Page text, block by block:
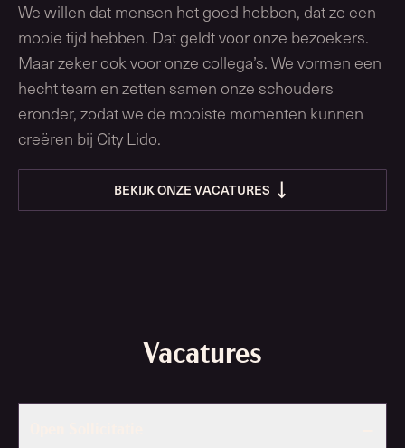
We willen dat mensen het goed hebben, dat ze een
mooie tijd hebben. Dat geldt voor onze bezoekers.
Maar zeker ook voor onze collega’s. We vormen een
hecht team en zetten samen onze schouders
eronder, zodat we de mooiste momenten kunnen
creëren bij City Lido.
BEKIJK ONZE VACATURES
Vacatures